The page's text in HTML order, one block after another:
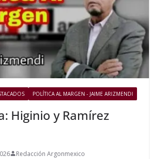
POLÍTICA AL MARGEN - JAIME ARIZMENDI
Higinio y Ramírez
Redacción Argonmexico